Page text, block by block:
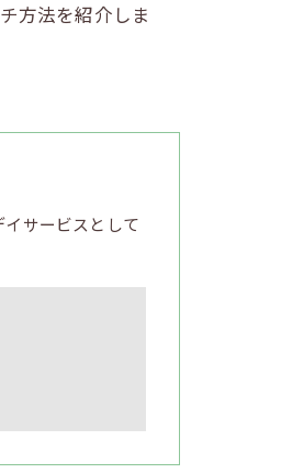
方法を紹介しま
サービスとして